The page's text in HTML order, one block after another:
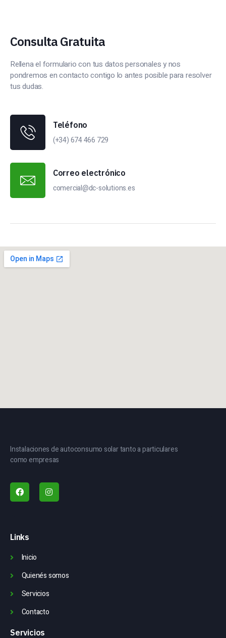
Consulta Gratuita
Rellena el formulario con tus datos personales y nos
pondremos en contacto contigo lo antes posible para resolver
tus dudas.
Teléfono
(+34) 674 466 729
Correo electrónico
comercial@dc-solutions.es
Instalaciones de autoconsumo solar tanto a particulares
como empresas
Links
Inicio
Quienés somos
Servicios
Contacto
Servicios